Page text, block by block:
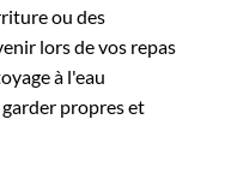
ou des
lors de vos repas
à l'eau
propres et